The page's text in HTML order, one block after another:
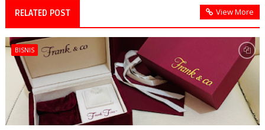
RELATED POST View More
BISNIS